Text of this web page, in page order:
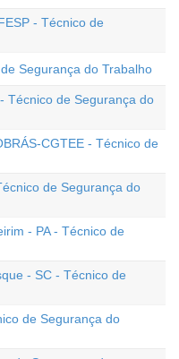
- Técnico de
Segurança do Trabalho
Técnico de Segurança do
CGTEE - Técnico de
de Segurança do
- PA - Técnico de
- SC - Técnico de
de Segurança do